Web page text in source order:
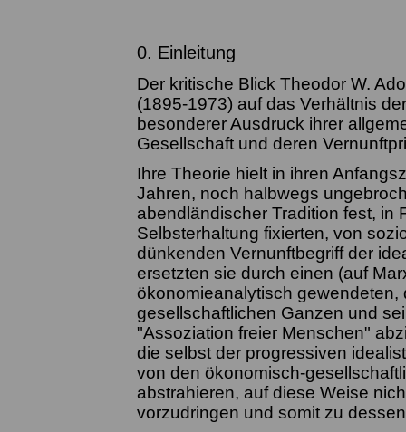
0. Einleitung
Der kritische Blick Theodor W.
(1895-1973) auf das Verhältnis
besonderer Ausdruck ihrer
Gesellschaft und deren
Ihre Theorie hielt in ihren
Jahren, noch halbwegs
abendländischer Tradition fest, in
Selbsterhaltung fixierten, von
dünkenden Vernunftbegriff der
ersetzten sie durch einen (auf
ökonomieanalytisch
gesellschaftlichen Ganzen und
"Assoziation freier Menschen"
die selbst der progressiven
von den ökonomisch-
abstrahieren, auf diese Weise
vorzudringen und somit zu